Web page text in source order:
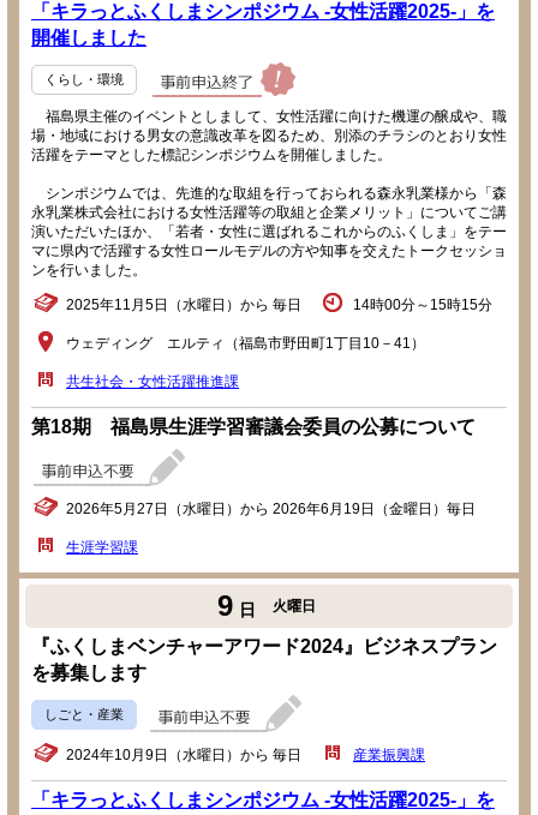
「キラっとふくしまシンポジウム -女性活躍2025-」を
開催しました
くらし・環境
福島県主催のイベントとしまして、女性活躍に向けた機運の醸成や、職
場・地域における男女の意識改革を図るため、別添のチラシのとおり女性
活躍をテーマとした標記シンポジウムを開催しました。
シンポジウムでは、先進的な取組を行っておられる森永乳業様から「森
永乳業株式会社における女性活躍等の取組と企業メリット」についてご講
演いただいたほか、「若者・女性に選ばれるこれからのふくしま」をテー
マに県内で活躍する女性ロールモデルの方や知事を交えたトークセッショ
ンを行いました。
2025年11月5日（水曜日）から 毎日 14時00分～15時15分
ウェディング エルティ（福島市野田町1丁目10－41）
共生社会・女性活躍推進課
第18期 福島県生涯学習審議会委員の公募について
2026年5月27日（水曜日）から 2026年6月19日（金曜日）毎日
生涯学習課
9 日 火曜日
『ふくしまベンチャーアワード2024』ビジネスプラン
を募集します
しごと・産業
2024年10月9日（水曜日）から 毎日 産業振興課
「キラっとふくしまシンポジウム -女性活躍2025-」を